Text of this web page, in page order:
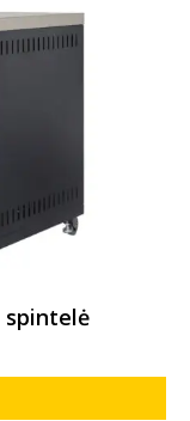
spintelė